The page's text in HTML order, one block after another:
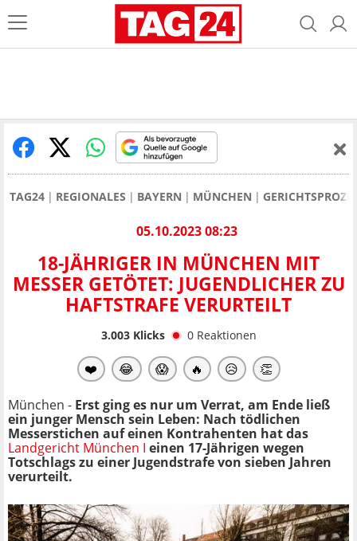
TAG24 REGIONALES BAYERN MÜNCHEN
05.10.2023 08:23
18-JÄHRIGER IN MÜNCHEN MIT
MESSER GETÖTET: JUGENDLICHER ZU
HAFTSTRAFE VERURTEILT
3.003Klicks 0 Reaktionen
❤️ 😂 😱 🔥 😥 👏
München - Erst ging es nur um Verrat, am Ende ließ
ein junger Mensch sein Leben: Nach tödlichen
Messerstichen auf einen Kontrahenten hat das
Landgericht München I einen 17-Jährigen wegen
Totschlags zu einer Jugendstrafe von sieben Jahren
verurteilt.